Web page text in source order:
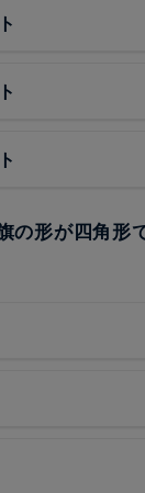
の形が四角形